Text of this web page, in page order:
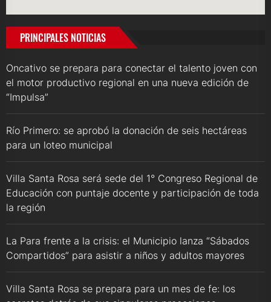
PRINCIPALES NOTICIAS
Oncativo se prepara para conectar el talento joven con
el motor productivo regional en una nueva edición de
“Impulsa”
Río Primero: se aprobó la donación de seis hectáreas
para un loteo municipal
Villa Santa Rosa será sede del 1° Congreso Regional de
Educación con puntaje docente y participación de toda
la región
La Para frente a la crisis: el Municipio lanza “Sábados
Compartidos” para asistir a niños y adultos mayores
Villa Santa Rosa se prepara para un mes de fe: los